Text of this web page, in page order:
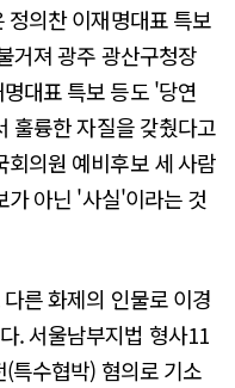
정의찬 이재명대표 특보
거져 광주 광산구청장
대표 특보 등도 '당연
훌륭한 자질을 갖췄다고
회의원 예비후보 세 사람
가 아닌 '사실'이라는 것
른 화제의 인물로 이경
. 서울남부지법 형사11
특수협박) 혐의로 기소